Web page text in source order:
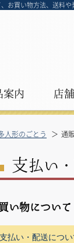
お買い物方法、送料や
案内 店
人形のごとう 通
支払い
い物について
支払い・配送につい